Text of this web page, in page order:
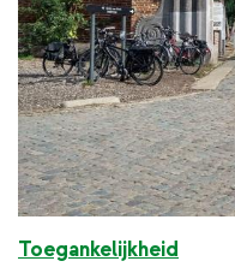
Toegankelijkheid